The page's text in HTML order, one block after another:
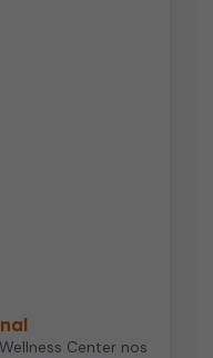
Center nos